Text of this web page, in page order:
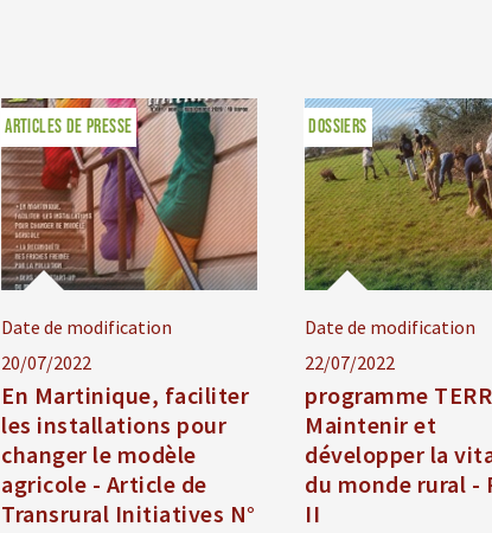
Date de modification
20/07/2022
En Martinique, faciliter
les installations pour
changer le modèle
agricole - Article de
Transrural Initiatives N°
ARTICLES DE PRESSE
Date de modification
22/07/2022
programme
Maintenir et
développer la
du monde rural -
II
DOSSIERS